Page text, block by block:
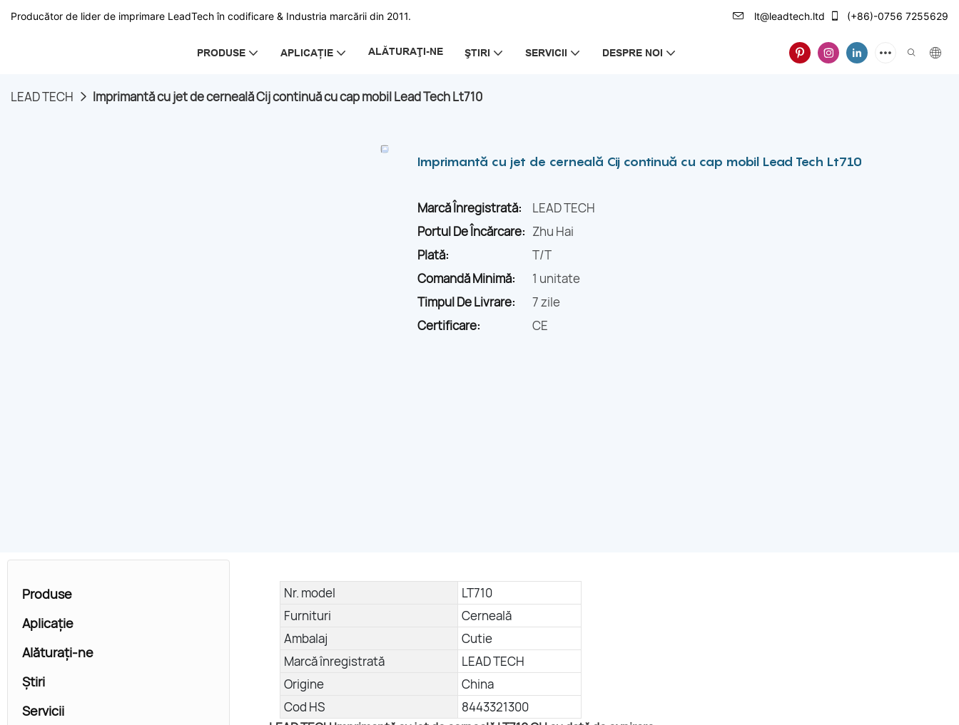
Producător de lider de imprimare LeadTech în codificare & Industria marcării din 2011. lt@leadtech.ltd (+86)-0756 7255629
PRODUSE APLICAȚIE ALĂTURAŢI-NE ŞTIRI SERVICII DESPRE NOI
LEAD TECH Imprimantă cu jet de cerneală Cij continuă cu cap mobil Lead Tech Lt710
Imprimantă cu jet de cerneală Cij continuă cu cap mobil Lead Tech Lt710
Marcă Înregistrată:
LEAD TECH
Portul De Încărcare: Zhu Hai
Plată:
T/T
Comandă Minimă:
1 unitate
Timpul De Livrare:
7 zile
Certificare:
CE
Nr. model
LT710
Furnituri
Cerneală
Ambalaj
Cutie
Marcă înregistrată
LEAD TECH
Origine
China
Cod HS
8443321300
Produse
Aplicație
Alăturaţi-ne
Ştiri
Servicii